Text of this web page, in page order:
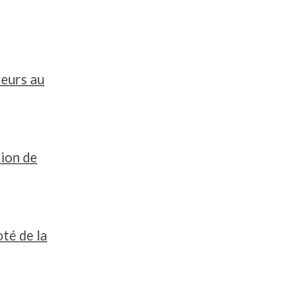
au
de
de la